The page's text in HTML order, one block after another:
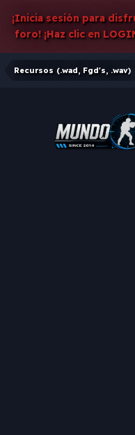
¡Inicia sesión para
foro! ¡Haz clic en
Recursos (.wad, Fgd's, .wav)